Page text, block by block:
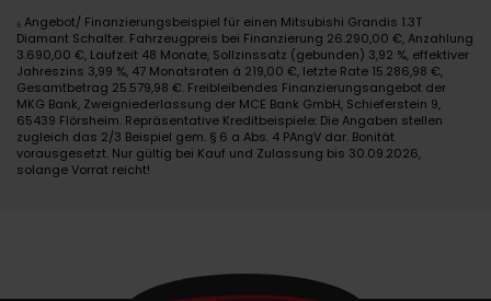
₅ Angebot/ Finanzierungsbeispiel für einen Mitsubishi Grandis 1.3T
Diamant Schalter. Fahrzeugpreis bei Finanzierung 26.290,00 €, Anzahlung
3.690,00 €, Laufzeit 48 Monate, Sollzinssatz (gebunden) 3,92 %, effektiver
Jahreszins 3,99 %, 47 Monatsraten à 219,00 €, letzte Rate 15.286,98 €,
Gesamtbetrag 25.579,98 €. Freibleibendes Finanzierungsangebot der
MKG Bank, Zweigniederlassung der MCE Bank GmbH, Schieferstein 9,
65439 Flörsheim. Repräsentative Kreditbeispiele: Die Angaben stellen
zugleich das 2/3 Beispiel gem. § 6 a Abs. 4 PAngV dar. Bonität
vorausgesetzt. Nur gültig bei Kauf und Zulassung bis 30.09.2026,
solange Vorrat reicht!